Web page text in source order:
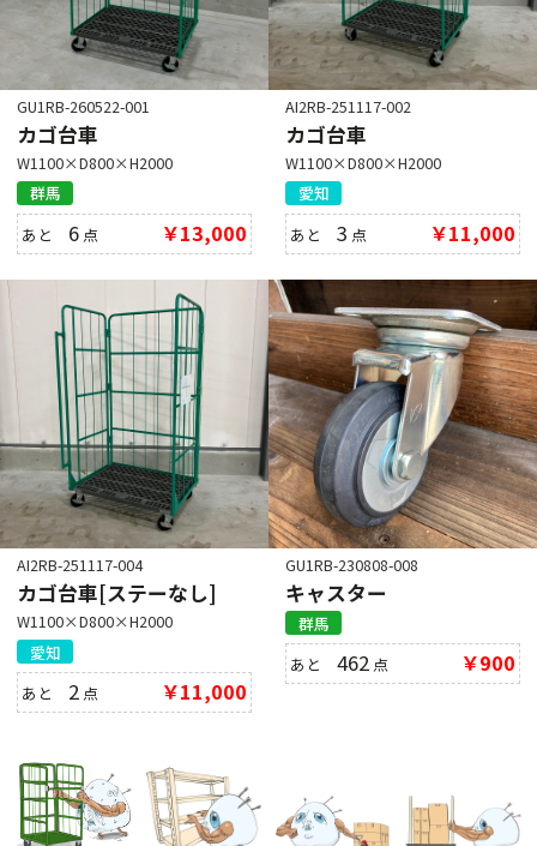
GU1RB-260522-001
カゴ台車
W1100×D800×H2000
群馬
あと 6 点 ￥13,000
AI2RB-251117-002
カゴ台車
W1100×D800×H2000
愛知
あと3 点 ￥11,000
AI2RB-251117-004
カゴ台車[ステーなし]
W1100×D800×H2000
愛知
あと 2 点 ￥11,000
GU1RB-230808-008
キャスター
群馬
あと462 点 ￥900